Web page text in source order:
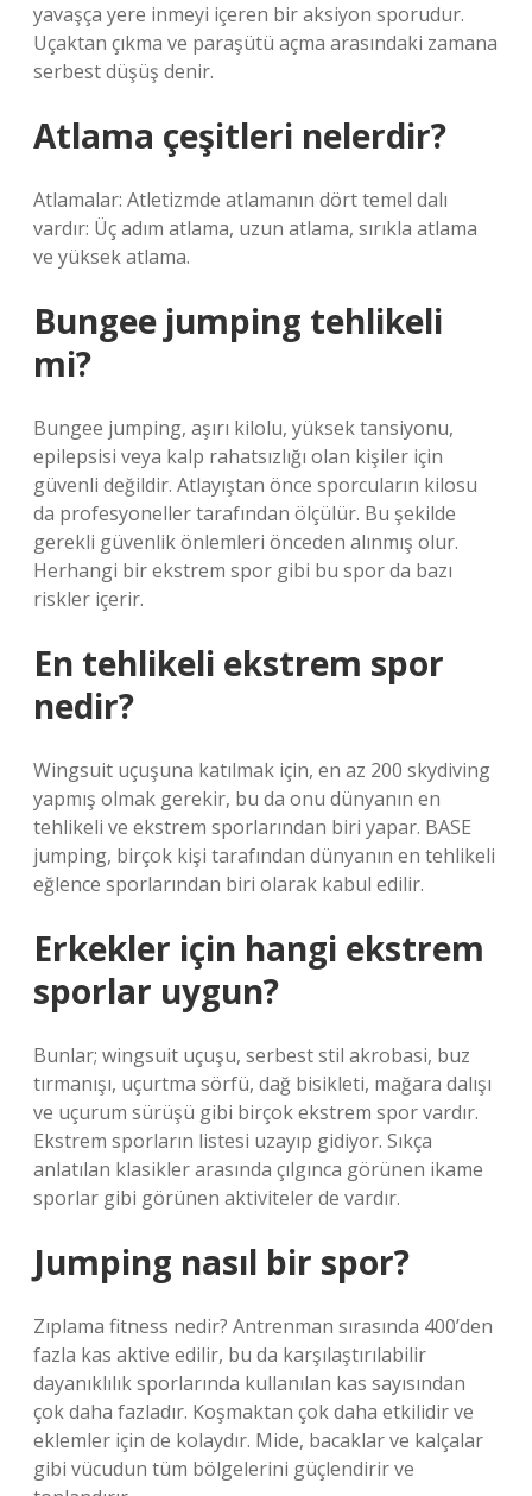
yavaşça yere inmeyi içeren bir aksiyon sporudur.
Uçaktan çıkma ve paraşütü açma arasındaki zamana
serbest düşüş denir.
Atlama çeşitleri nelerdir?
Atlamalar: Atletizmde atlamanın dört temel dalı
vardır: Üç adım atlama, uzun atlama, sırıkla atlama
ve yüksek atlama.
Bungee jumping tehlikeli
mi?
Bungee jumping, aşırı kilolu, yüksek tansiyonu,
epilepsisi veya kalp rahatsızlığı olan kişiler için
güvenli değildir. Atlayıştan önce sporcuların kilosu
da profesyoneller tarafından ölçülür. Bu şekilde
gerekli güvenlik önlemleri önceden alınmış olur.
Herhangi bir ekstrem spor gibi bu spor da bazı
riskler içerir.
En tehlikeli ekstrem spor
nedir?
Wingsuit uçuşuna katılmak için, en az 200 skydiving
yapmış olmak gerekir, bu da onu dünyanın en
tehlikeli ve ekstrem sporlarından biri yapar. BASE
jumping, birçok kişi tarafından dünyanın en tehlikeli
eğlence sporlarından biri olarak kabul edilir.
Erkekler için hangi ekstrem
sporlar uygun?
Bunlar; wingsuit uçuşu, serbest stil akrobasi, buz
tırmanışı, uçurtma sörfü, dağ bisikleti, mağara dalışı
ve uçurum sürüşü gibi birçok ekstrem spor vardır.
Ekstrem sporların listesi uzayıp gidiyor. Sıkça
anlatılan klasikler arasında çılgınca görünen ikame
sporlar gibi görünen aktiviteler de vardır.
Jumping nasıl bir spor?
Zıplama fitness nedir? Antrenman sırasında 400’den
fazla kas aktive edilir, bu da karşılaştırılabilir
dayanıklılık sporlarında kullanılan kas sayısından
çok daha fazladır. Koşmaktan çok daha etkilidir ve
eklemler için de kolaydır. Mide, bacaklar ve kalçalar
gibi vücudun tüm bölgelerini güçlendirir ve